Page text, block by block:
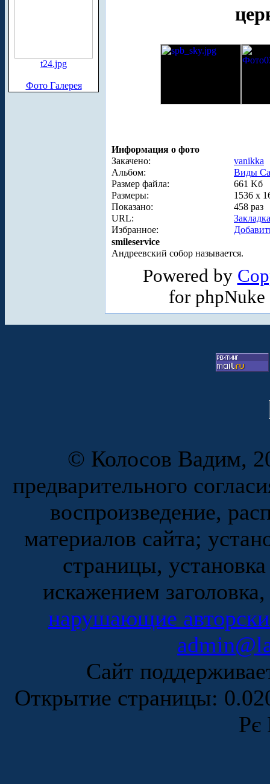
t24.jpg
Фото Галерея
Информация о фото
Закачено:
vanikka
Альбом:
Виды
Размер файла:
661 Kб
Размеры:
1536 x
Показано:
458 раз
URL:
Избранное:
smileservice
Андреевский собор называется.
Powered by
for
© Колосов Вадим,
предварительного
воспроизведение,
материалов сайта;
страницы,
искажением
нарушающие
Сайт
Открытие страницы:
Рє